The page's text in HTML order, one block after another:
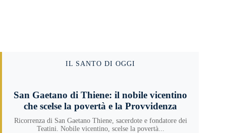
IL SANTO DI OGGI
San Gaetano di Thiene: il nobile vicentino
che scelse la povertà e la Provvidenza
Ricorrenza di San Gaetano Thiene, sacerdote e fondatore dei
Teatini. Nobile vicentino, scelse la povertà...